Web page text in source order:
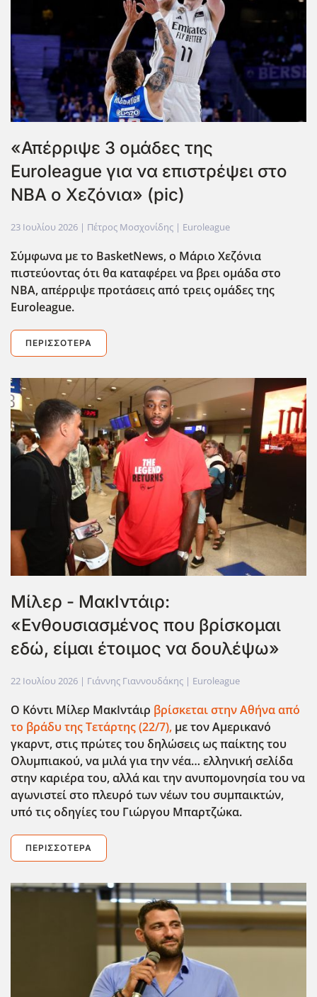
«Απέρριψε 3 ομάδες της
Euroleague για να επιστρέψει στο
ΝΒΑ ο Χεζόνια» (pic)
23 Ιουλίου 2026 | Πέτρος Μοσχονίδης | Euroleague
Σύμφωνα με το BasketNews, ο Μάριο Χεζόνια
πιστεύοντας ότι θα καταφέρει να βρει ομάδα στο
ΝΒΑ, απέρριψε προτάσεις από τρεις ομάδες της
Euroleague.
ΠΕΡΙΣΣΌΤΕΡΑ
Μίλερ - ΜακΙντάιρ:
«Ενθουσιασμένος που βρίσκομαι
εδώ, είμαι έτοιμος να δουλέψω»
22 Ιουλίου 2026 | Γιάννης Γιαννουδάκης | Euroleague
Ο Κόντι Μίλερ ΜακΙντάιρ βρίσκεται στην Αθήνα από
το βράδυ της Τετάρτης (22/7), με τον Αμερικανό
γκαρντ, στις πρώτες του δηλώσεις ως παίκτης του
Ολυμπιακού, να μιλά για την νέα… ελληνική σελίδα
στην καριέρα του, αλλά και την ανυπομονησία του να
αγωνιστεί στο πλευρό των νέων του συμπαικτών,
υπό τις οδηγίες του Γιώργου Μπαρτζώκα.
ΠΕΡΙΣΣΌΤΕΡΑ